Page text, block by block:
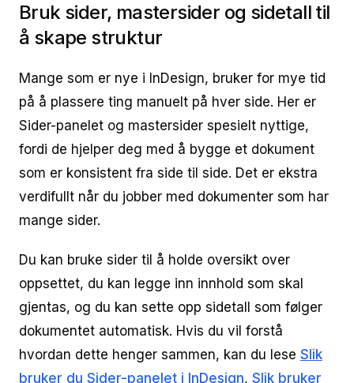
Bruk sider, mastersider og sidetall til
å skape struktur
Mange som er nye i InDesign, bruker for mye tid
på å plassere ting manuelt på hver side. Her er
Sider-panelet og mastersider spesielt nyttige,
fordi de hjelper deg med å bygge et dokument
som er konsistent fra side til side. Det er ekstra
verdifullt når du jobber med dokumenter som har
mange sider.
Du kan bruke sider til å holde oversikt over
oppsettet, du kan legge inn innhold som skal
gjentas, og du kan sette opp sidetall som følger
dokumentet automatisk. Hvis du vil forstå
hvordan dette henger sammen, kan du lese Slik
bruker du Sider-panelet i InDesign, Slik bruker